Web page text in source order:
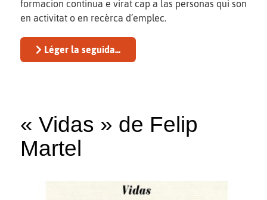
formacion continua e virat cap a las personas qui son
en activitat o en recèrca d’emplec.
Léger la seguida...
« Vidas » de Felip
Martel